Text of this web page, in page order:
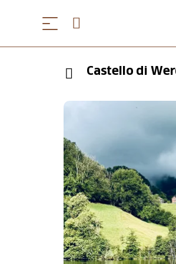
Castello di